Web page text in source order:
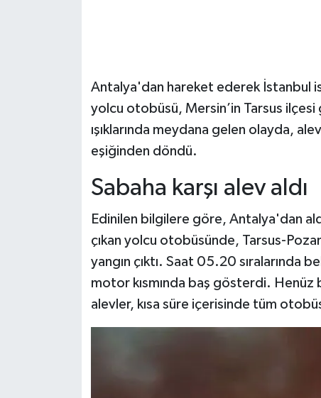
Antalya'dan hareket ederek İstanbul
yolcu otobüsü, Mersin’in Tarsus
ışıklarında meydana gelen olayda,
eşiğinden döndü.
Sabaha karşı alev aldı
Edinilen bilgilere göre, Antalya'dan
çıkan yolcu otobüsünde, Tarsus-
yangın çıktı. Saat 05.20 sıralarında
motor kısmında baş gösterdi.
alevler, kısa süre içerisinde tüm